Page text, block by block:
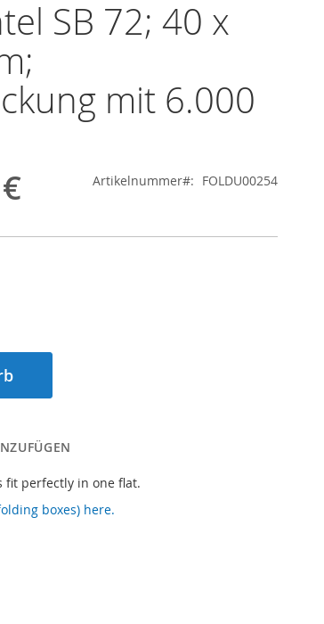
SB 72; 40 x
mit 6.000
Artikelnummer FOLDU00254
fit perfectly in one flat.
boxes) here.